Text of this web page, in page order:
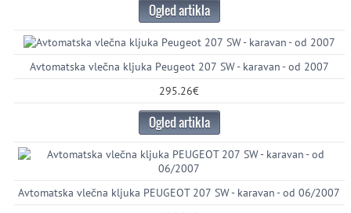
Ogled artikla
Avtomatska vlečna kljuka Peugeot 207 SW - karavan - od 2007
295.26€
Ogled artikla
Avtomatska vlečna kljuka PEUGEOT 207 SW - karavan - od 06/2007